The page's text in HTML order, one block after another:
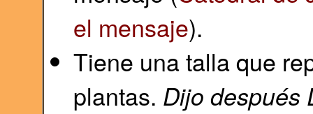
el mensaje).
Tiene una talla que
plantas. Dijo después